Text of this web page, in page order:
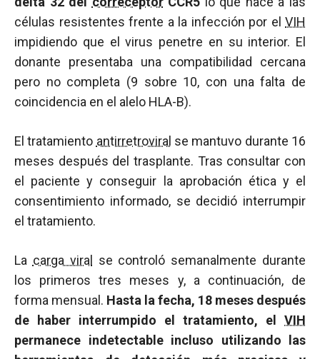
células resistentes frente a la infección por el VIH
impidiendo que el virus penetre en su interior. El
donante presentaba una compatibilidad cercana
pero no completa (9 sobre 10, con una falta de
coincidencia en el alelo HLA-B).
El tratamiento antirretroviral se mantuvo durante 16
meses después del trasplante. Tras consultar con
el paciente y conseguir la aprobación ética y el
consentimiento informado, se decidió interrumpir
el tratamiento.
La carga viral
se controló semanalmente durante
los primeros tres meses y, a continuación, de
forma mensual. Hasta la fecha, 18 meses después
de haber interrumpido el tratamiento, el VIH
permanece indetectable incluso utilizando las